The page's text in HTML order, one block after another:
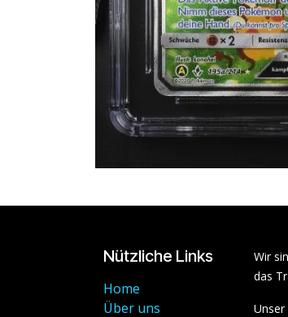
Nützliche Links
Home
Über uns
Wir
das